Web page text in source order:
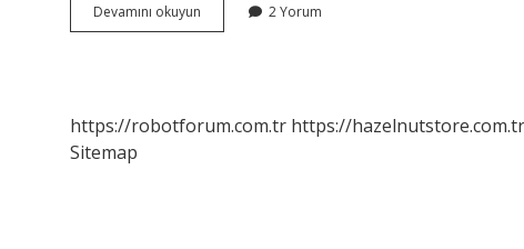
Devamını okuyun Görevden
Uzaklaştırılan
2 Yorum
https://robotforum.com.tr https://hazelnutstore.com.tr
Sitemap